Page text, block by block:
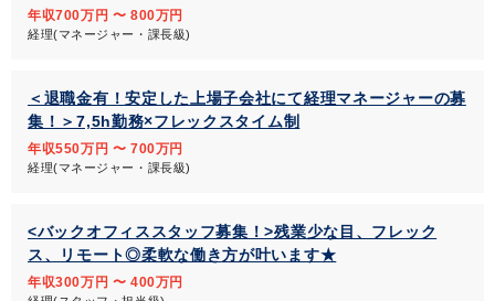
年収700万円 〜 800万円
経理(マネージャー・課長級)
＜退職金有！安定した上場子会社にて経理マネージャーの募
集！＞7,5h勤務×フレックスタイム制
年収550万円 〜 700万円
経理(マネージャー・課長級)
<バックオフィススタッフ募集！>残業少な目、フレック
ス、リモート◎柔軟な働き方が叶います★
年収300万円 〜 400万円